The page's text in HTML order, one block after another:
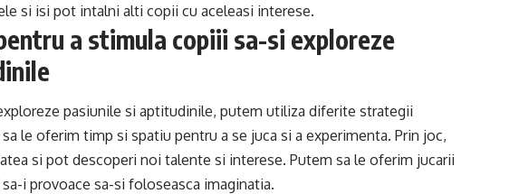
si isi pot intalni alti copii cu aceleasi interese.
a stimula copiii sa-si exploreze
pasiunile si aptitudinile, putem utiliza diferite strategii
le oferim timp si spatiu pentru a se juca si a experimenta. Prin joc,
si pot descoperi noi talente si interese. Putem sa le oferim jucarii
i provoace sa-si foloseasca imaginatia.